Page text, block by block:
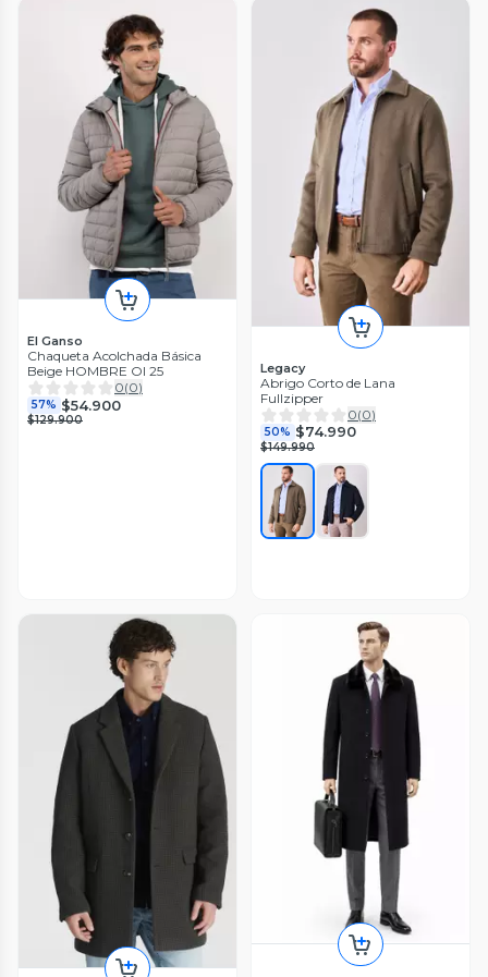
El Ganso
Chaqueta Acolchada Básica
Beige HOMBRE OI 25
0(0)
57% $54.900
$129.900
Legacy
Abrigo Corto de Lana
Fullzipper
0(0)
50% $74.990
$149.990